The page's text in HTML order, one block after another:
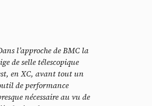
l’approche de BMC la
de selle télescopique
en XC, avant tout un
de performance
nécessaire au vu de